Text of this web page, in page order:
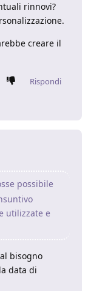
rinnovi?
creare il
Rispondi
possibile
utilizzate e
bisogno
data di